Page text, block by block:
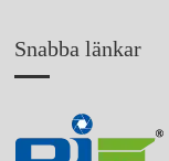
Snabba länkar